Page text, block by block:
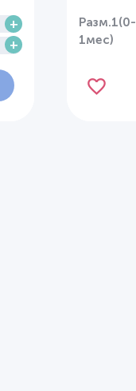
+
+
Разм.1(0-
1мес)